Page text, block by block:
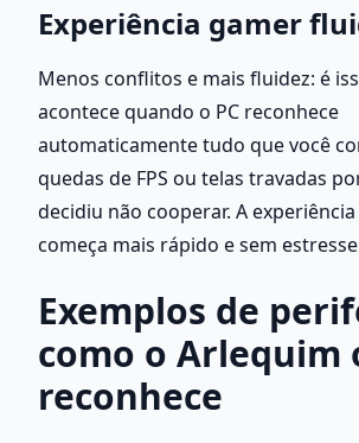
Experiência gamer
Menos conflitos e mais fluidez: é
acontece quando o PC reconhece
automaticamente tudo que você
quedas de FPS ou telas travadas
decidiu não cooperar. A
começa mais rápido e sem
Exemplos de
como o Arlequim
reconhece